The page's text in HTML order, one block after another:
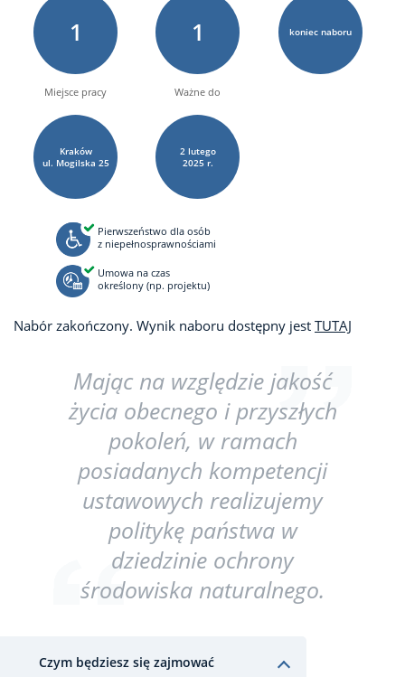
1 1 koniec naboru
Miejsce pracy
Kraków
ul. Mogilska 25
Ważne do
2 lutego
2025 r.
Pierwszeństwo dla osób
z niepełnosprawnościami
Umowa na czas
określony (np. projektu)
Nabór zakończony. Wynik naboru dostępny jest TUTAJ
Mając na względzie jakość
życia obecnego i przyszłych
pokoleń, w ramach
posiadanych kompetencji
ustawowych realizujemy
politykę państwa w
dziedzinie ochrony
środowiska naturalnego.
Czym będziesz się zajmować